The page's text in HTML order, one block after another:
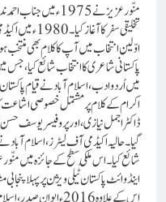
منّورعزیز نے 1975ء
تخلیقی سفر
اکرام کے کلام پر مشتمل خصوصی اشاعت
ڈاکٹر اجمل نیازی، اور پروفیسر یوسف
شائع کیا۔ اس مُلکی سطح کے جائزہ میں
اینڈ وائٹ پاکستان ٹیلی ویژن پر پہلا